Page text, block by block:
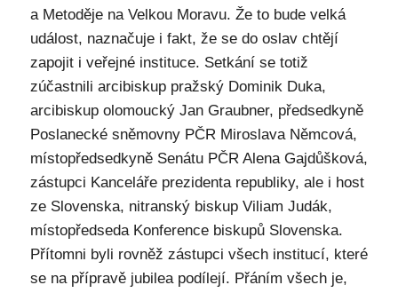
a Metoděje na Velkou Moravu. Že to bude velká
událost, naznačuje i fakt, že se do oslav chtějí
zapojit i veřejné instituce. Setkání se totiž
zúčastnili arcibiskup pražský Dominik Duka,
arcibiskup olomoucký Jan Graubner, předsedkyně
Poslanecké sněmovny PČR Miroslava Němcová,
místopředsedkyně Senátu PČR Alena Gajdůšková,
zástupci Kanceláře prezidenta republiky, ale i host
ze Slovenska, nitranský biskup Viliam Judák,
místopředseda Konference biskupů Slovenska.
Přítomni byli rovněž zástupci všech institucí, které
se na přípravě jubilea podílejí. Přáním všech je,